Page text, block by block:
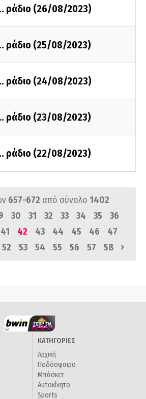
ράδιο (26/08/2023)
ράδιο (25/08/2023)
ράδιο (24/08/2023)
ράδιο (23/08/2023)
ράδιο (22/08/2023)
657-672 από σύνολο 1402
30 31 32 33 34 35
36
41 42 43 44 45 46
47
52 53 54 55 56 57 58 ›
ΚΑΤΗΓΟΡΙΕΣ
Αρχική
Ποδόσφαιρο
Μπάσκετ
Αυτοκίνητο
Sports